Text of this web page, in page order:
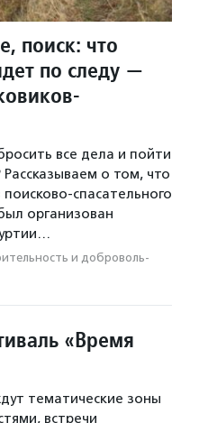
поиск: что
по следу —
все дела и пойти
Рассказываем о том, что
спасательного
организован
и доброволь­
«Время
тематические зоны
встречи